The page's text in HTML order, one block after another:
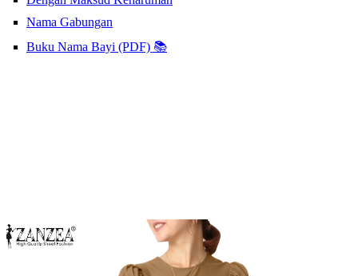
Nama Gabungan
Buku Nama Bayi (PDF) 📚